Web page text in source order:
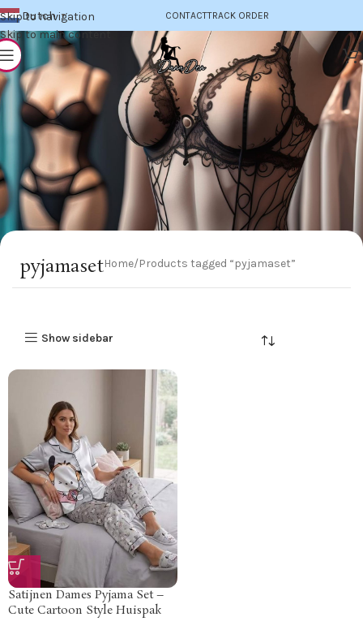
Skip to navigation
Skip to main content
Dutch ▼ CONTACTTRACK ORDER
pyjamasetHome Products tagged “pyjamaset”
Show sidebar
Satijnen Dames Pyjama Set –
Cute Cartoon Style Huispak